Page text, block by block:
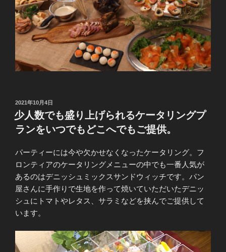
投
稿
日:
2021年10月4日
少人数でも盛り上げられるケータリングプ
ランをいつでもどこへでもご提供。
パーティーには今や欠かせなくなったケータリング。フ
ロンティアのケータリングメニューの中でも一番人気が
あるのはデニッシュミックスサンドウィッチです。パン
屋さんに手作りで生地を作って焼いていただいたデニッ
シュにトマトやレタス、サラミなどを挟んでご提供して
います。